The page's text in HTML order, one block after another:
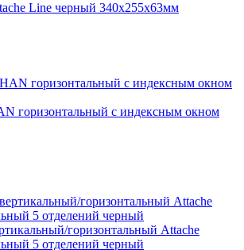
Line черный 340х255х63мм
горизонтальный с индексным окном
горизонтальный Attache
5 отделений черный